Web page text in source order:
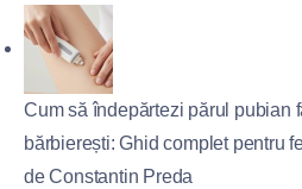
Cum să îndepărtezi părul pubian
bărbierești: Ghid complet pentru
de Constantin Preda